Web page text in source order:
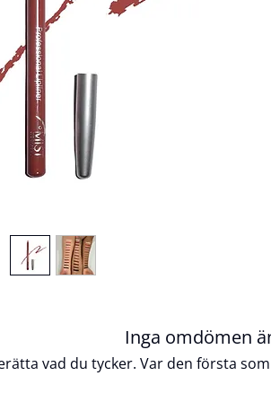
Inga omdömen
vad du tycker. Var den första